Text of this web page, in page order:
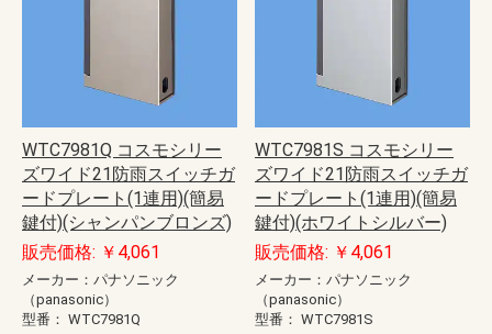
WTC7981Q コスモシリー
ズワイド21防雨スイッチガ
ードプレート(1連用)(簡易
鍵付)(シャンパンブロンズ)
販売価格: ￥4,061
メーカー：パナソニック
（panasonic）
型番： WTC7981Q
WTC7981S コスモシリー
ズワイド21防雨スイッチガ
ードプレート(1連用)(簡易
鍵付)(ホワイトシルバー)
販売価格: ￥4,061
メーカー：パナソニック
（panasonic）
型番： WTC7981S